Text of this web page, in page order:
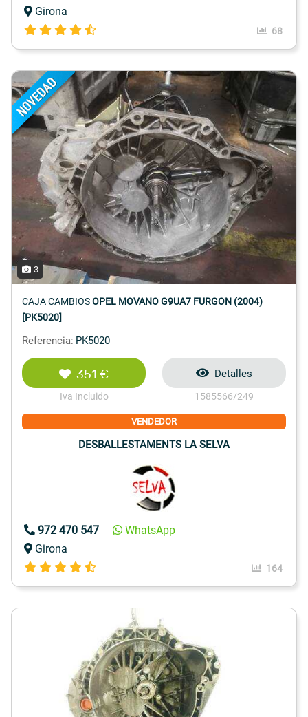
Girona
68
3
CAJA CAMBIOSOPEL MOVANO G9UA7 FURGON (2004)
[PK5020]
Referencia: PK5020
351 €
Iva Incluido
Detalles
1585566/249
VENDEDOR
DESBALLESTAMENTS LA SELVA
972 470 547
WhatsApp
Girona
164